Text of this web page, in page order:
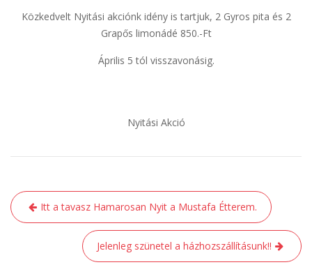
Közkedvelt Nyitási akciónk idény is tartjuk, 2 Gyros pita és 2
Grapős limonádé 850.-Ft
Április 5 tól visszavonásig.
Nyitási Akció
Bejegyzés
navigáció
Itt a tavasz Hamarosan Nyit a Mustafa Étterem.
Jelenleg szünetel a házhozszállításunk!!